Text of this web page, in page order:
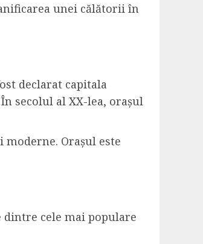
unei călătorii în
declarat capitala
secolul al XX-lea, orașul
Orașul este
cele mai populare